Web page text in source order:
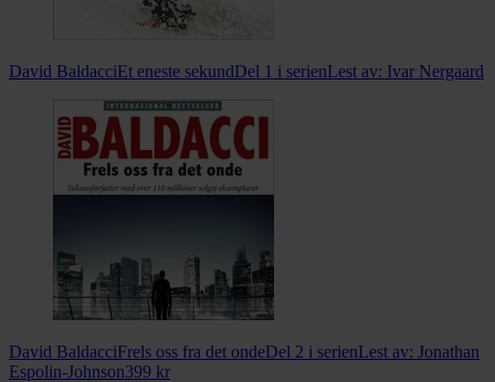
David BaldacciEt eneste sekundDel 1 i serienLest av: Ivar Nergaard
David BaldacciFrels oss fra det ondeDel 2 i serienLest av: Jonathan
Espolin-Johnson399 kr